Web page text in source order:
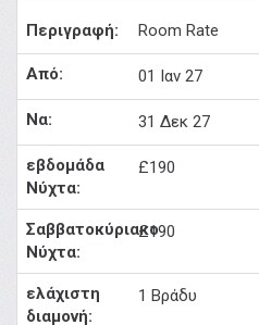
Room Rate
01 Ιαν 27
31 Δεκ 27
£190
£190
1 Βράδυ